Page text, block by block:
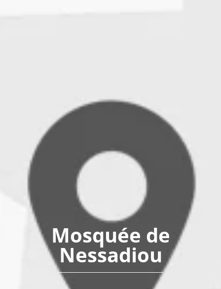
Mosquée de
Nessadiou